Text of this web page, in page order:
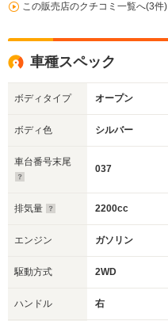
この販売店のクチコミ一覧へ(3件)
車種スペック
ボディタイプ オープン
ボディ色 シルバー
車台番号末尾
037
排気量 2200cc
エンジン ガソリン
駆動方式 2WD
ハンドル 右